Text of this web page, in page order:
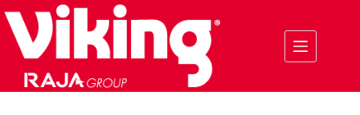
Inhalt
springen